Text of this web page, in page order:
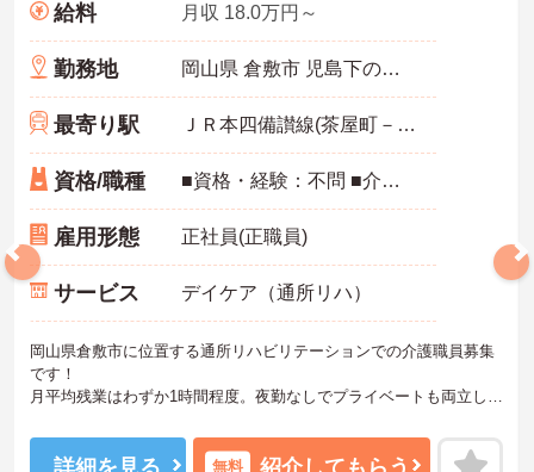
給料 月収 18.0万円～
勤務地 岡山県 倉敷市 児島下の町5-2-17
最寄り駅 ＪＲ本四備讃線(茶屋町－児島)「上の町駅」徒歩15分
資格/職種 ■資格・経験：不問 ■介護職員初任者研修、実務者研修、介護福祉士：あれば尚可 ■普通自動車免許必須（ＡＴ限定可）
雇用形態 正社員(正職員)
サービス デイケア（通所リハ）
岡山県倉敷市に位置する通所リハビリテーションでの介護職員募集
です！
月平均残業はわずか1時間程度。夜勤なしでプライベートも両立しや
で安心して成長できる職場です。
ご興味のある方には、面接対策ポイントなど、さらに詳細をご案内
詳細を見る 無料 紹介してもらう